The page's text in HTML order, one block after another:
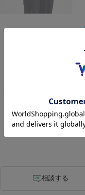
【エヌハリ
相談する